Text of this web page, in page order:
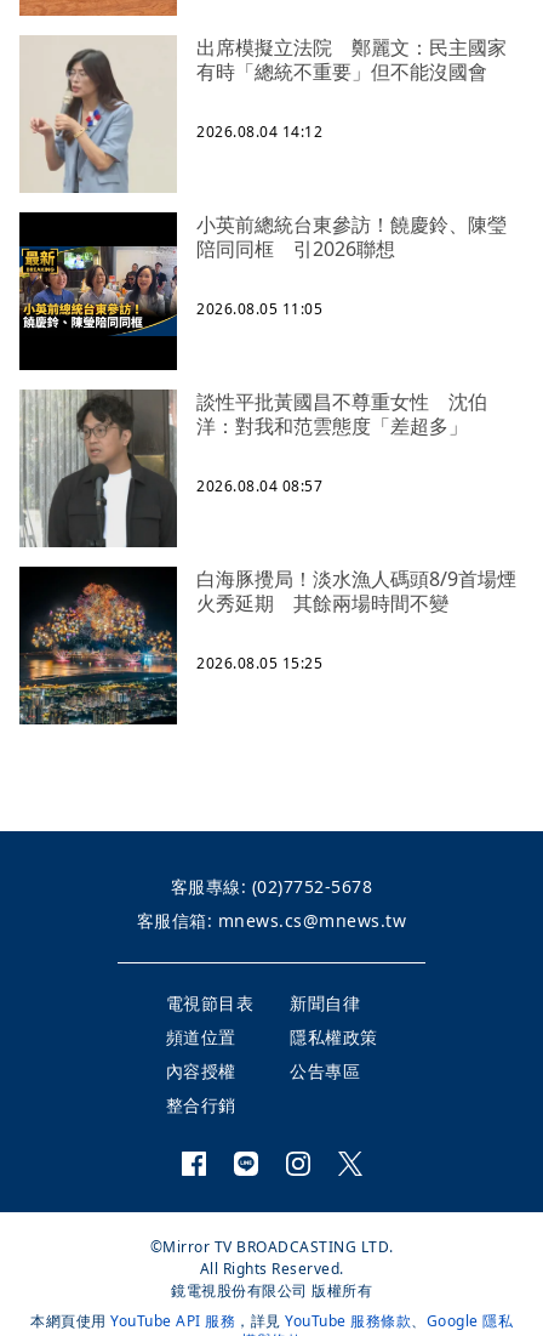
出席模擬立法院 鄭麗文：民主國家
有時「總統不重要」但不能沒國會
2026.08.04 14:12
小英前總統台東參訪！饒慶鈴、陳瑩
陪同同框 引2026聯想
2026.08.05 11:05
談性平批黃國昌不尊重女性 沈伯
洋：對我和范雲態度「差超多」
2026.08.04 08:57
白海豚攪局！淡水漁人碼頭8/9首場煙
火秀延期 其餘兩場時間不變
2026.08.05 15:25
客服專線: (02)7752-5678
客服信箱: mnews.cs@mnews.tw
電視節目表
新聞自律
頻道位置
隱私權政策
內容授權
公告專區
整合行銷
©Mirror TV BROADCASTING LTD.
All Rights Reserved.
鏡電視股份有限公司 版權所有
本網頁使用 YouTube API 服務 ，詳見 YouTube 服務條款、 Google 隱私